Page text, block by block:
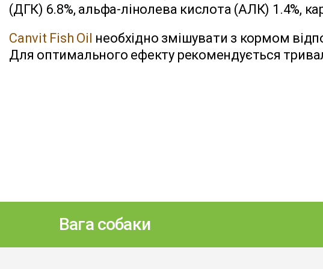
(ДГК) 6.8%, альфа-лінолева кислота (АЛК) 1.4%,
Canvit Fish Oil необхідно змішувати з кормом
Для оптимального ефекту рекомендується
Вага собаки